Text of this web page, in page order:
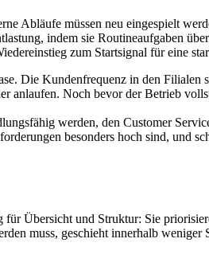
Abläufe müssen neu eingespielt
indem sie Routineaufgaben
zum Startsignal für eine
Die Kundenfrequenz in den Filialen
anlaufen. Noch bevor der Betrieb
werden, den Customer
besonders hoch sind, und
Übersicht und Struktur: Sie
muss, geschieht innerhalb weniger